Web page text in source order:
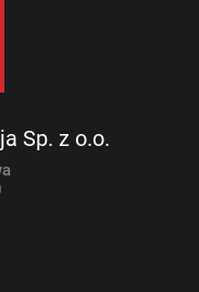
Sp. z o.o.